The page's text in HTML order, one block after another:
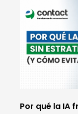
Por qué la IA